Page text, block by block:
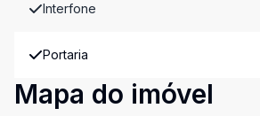
Interfone
Portaria
Mapa do imóvel